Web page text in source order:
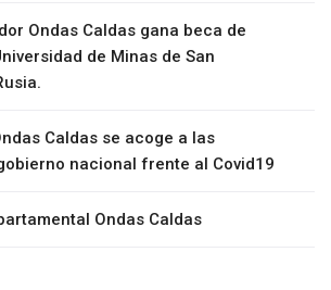
Ondas Caldas gana beca de
de Minas de San
Caldas se acoge a las
nacional frente al Covid19
Ondas Caldas